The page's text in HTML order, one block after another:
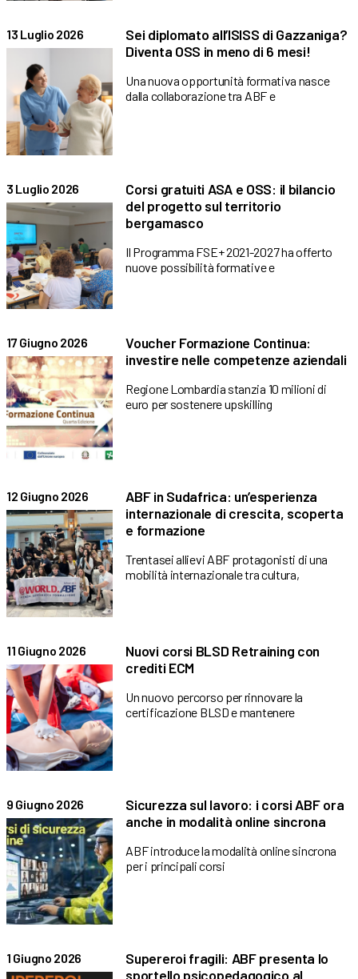
13 Luglio 2026
Sei diplomato all’ISISS di Gazzaniga?
Diventa OSS in meno di 6 mesi!
Una nuova opportunità formativa nasce
dalla collaborazione tra ABF e
3 Luglio 2026
Corsi gratuiti ASA e OSS: il bilancio
del progetto sul territorio
bergamasco
Il Programma FSE+ 2021-2027 ha offerto
nuove possibilità formative e
17 Giugno 2026
Voucher Formazione Continua:
investire nelle competenze aziendali
Regione Lombardia stanzia 10 milioni di
euro per sostenere upskilling
12 Giugno 2026
ABF in Sudafrica: un’esperienza
internazionale di crescita, scoperta
e formazione
Trentasei allievi ABF protagonisti di una
mobilità internazionale tra cultura,
11 Giugno 2026
Nuovi corsi BLSD Retraining con
crediti ECM
Un nuovo percorso per rinnovare la
certificazione BLSD e mantenere
9 Giugno 2026
Sicurezza sul lavoro: i corsi ABF ora
anche in modalità online sincrona
ABF introduce la modalità online sincrona
per i principali corsi
1 Giugno 2026
Supereroi fragili: ABF presenta lo
sportello psicopedagogico al